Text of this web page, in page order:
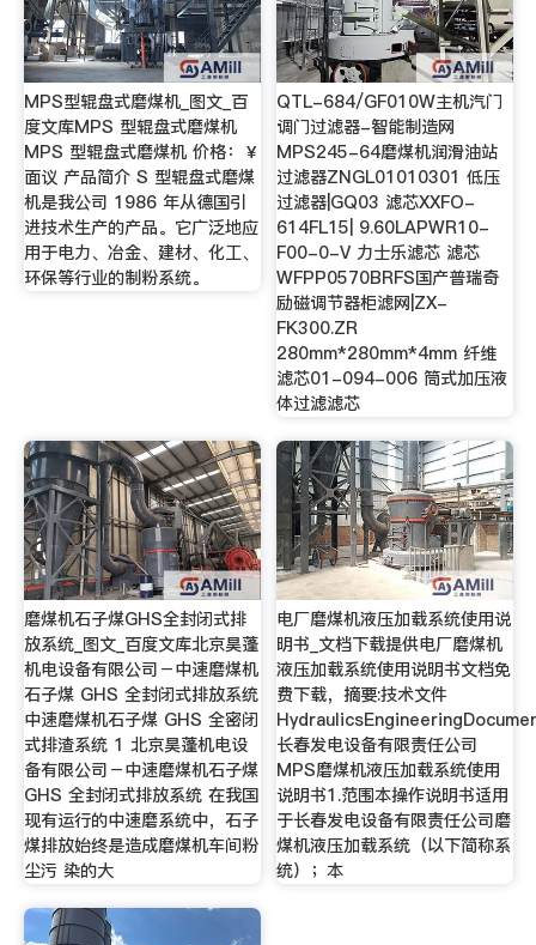
MPS型辊盘式磨煤机_图文_百
度文库MPS 型辊盘式磨煤机
MPS 型辊盘式磨煤机 价格：￥
面议 产品简介 S 型辊盘式磨煤
机是我公司 1986 年从德国引
进技术生产的产品。它广泛地应
用于电力、冶金、建材、化工、
环保等行业的制粉系统。
QTL-684/GF010W主机汽门
调门过滤器-智能制造网
MPS245-64磨煤机润滑油站
过滤器ZNGL01010301 低压
过滤器|GQ03 滤芯XXFO-
614FL15| 9.60LAPWR10-
F00-0-V 力士乐滤芯 滤芯
WFPP0570BRFS国产普瑞奇
励磁调节器柜滤网|ZX-
FK300.ZR
280mm*280mm*4mm 纤维
滤芯01-094-006 筒式加压液
体过滤滤芯
磨煤机石子煤GHS全封闭式排
放系统_图文_百度文库北京昊蓬
机电设备有限公司－中速磨煤机
石子煤 GHS 全封闭式排放系统
中速磨煤机石子煤 GHS 全密闭
式排渣系统 1 北京昊蓬机电设
备有限公司－中速磨煤机石子煤
GHS 全封闭式排放系统 在我国
现有运行的中速磨系统中，石子
煤排放始终是造成磨煤机车间粉
尘污 染的大
电厂磨煤机液压加载系统使用说
明书_文档下载提供电厂磨煤机
液压加载系统使用说明书文档免
费下载，摘要:技术文件
长春发电设备有限责任公司
MPS磨煤机液压加载系统使用
说明书1.范围本操作说明书适用
于长春发电设备有限责任公司磨
煤机液压加载系统（以下简称系
统）；本